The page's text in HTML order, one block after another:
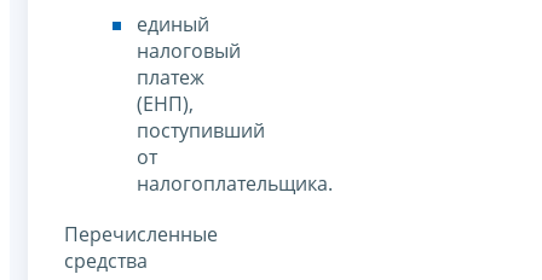
единый
налоговый
платеж
(ЕНП),
поступивший
от
налогоплательщика.
Перечисленные
средства